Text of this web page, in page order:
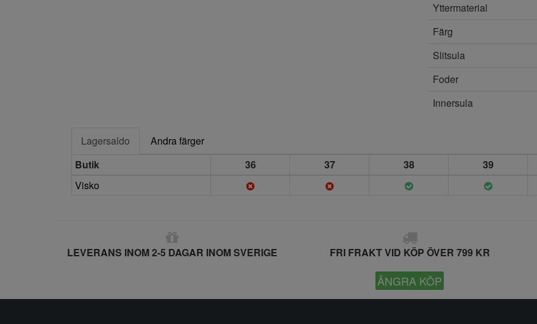
Yttermaterial
Färg
Slitsula
Foder
Innersula
Lagersaldo
Andra färger
Butik
36 37 38 39
Visko
LEVERANS INOM 2-5 DAGAR INOM SVERIGE FRI FRAKT VID KÖP ÖVER 799 KR
ÅNGRA KÖP